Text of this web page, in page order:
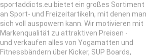
sportaddicts.eu bietet ein großes Sortiment
an Sport- und Freizeitartikeln, mit denen man
sich voll auspowern kann. Wir motivieren mit
Markenqualität zu attraktiven Preisen -
und verkaufen alles von Yogamatten und
Fitnessbändern über Kicker, SUP Boards,